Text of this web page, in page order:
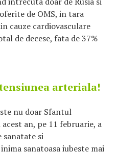
de OMS, in tara
cauze cardiovasculare
de decese, fata de 37%
arteriala!
nu doar Sfantul
an, pe 11 februarie, a
si
sanatoasa iubeste mai